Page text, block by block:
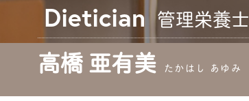
Dietician 管理栄養士
高橋 亜有美 たかはし あゆみ